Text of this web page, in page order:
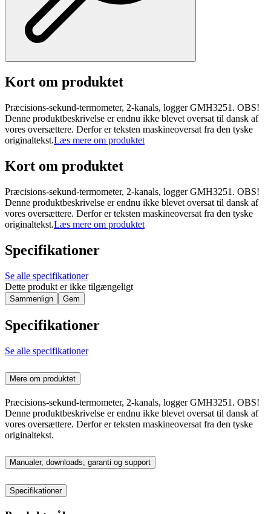
Kort om produktet
Præcisions-sekund-termometer, 2-kanals, logger GMH3251. OBS!
Denne produktbeskrivelse er endnu ikke blevet oversat til dansk af
vores oversættere. Derfor er teksten maskineoversat fra den tyske
originaltekst.Læs mere om produktet
Kort om produktet
Præcisions-sekund-termometer, 2-kanals, logger GMH3251. OBS!
Denne produktbeskrivelse er endnu ikke blevet oversat til dansk af
vores oversættere. Derfor er teksten maskineoversat fra den tyske
originaltekst.Læs mere om produktet
Specifikationer
Se alle specifikationer
Dette produkt er ikke tilgængeligt
Sammenlign Gem
Specifikationer
Se alle specifikationer
Mere om produktet
Præcisions-sekund-termometer, 2-kanals, logger GMH3251. OBS!
Denne produktbeskrivelse er endnu ikke blevet oversat til dansk af
vores oversættere. Derfor er teksten maskineoversat fra den tyske
originaltekst.
Manualer, downloads, garanti og support
Specifikationer